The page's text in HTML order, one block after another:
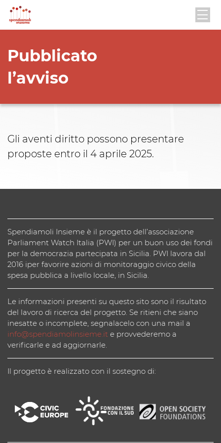
Pubblicato
l’avviso
Gli aventi diritto possono presentare
proposte entro il 4 aprile 2025.
Spendiamoli Insieme è il progetto dell’associazione
Parliament Watch Italia (PWI) per un buon uso dei fondi
per la democrazia partecipata in Sicilia. PWI lavora dal
2016 iper favorire azioni di monitoraggio civico della
spesa pubblica a livello locale, in Sicilia.
Le informazioni presenti su questo sito sono il risultato
del lavoro di ricerca del progetto. Se ritieni che siano
inesatte o incomplete, segnalacelo con una mail a
info@spendiamolinsieme.it e provvederemo a
verificarle e ad aggiornarle.
Il progetto è realizzato con il sostegno di: